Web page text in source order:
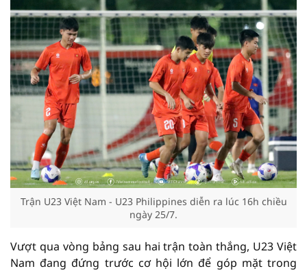
Trận U23 Việt Nam - U23 Philippines diễn ra lúc 16h chiều
ngày 25/7.
Vượt qua vòng bảng sau hai trận toàn thắng, U23 Việt
Nam đang đứng trước cơ hội lớn để góp mặt trong